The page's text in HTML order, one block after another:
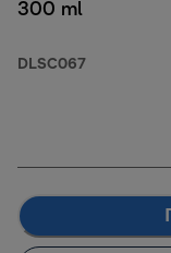
300 ml
DLSC067